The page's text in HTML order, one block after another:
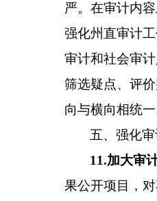
严。在审计内
强化州直审计
审计和社会审
筛选疑点、评
向与横向相统
五、强化
11.加大审
果公开项目，